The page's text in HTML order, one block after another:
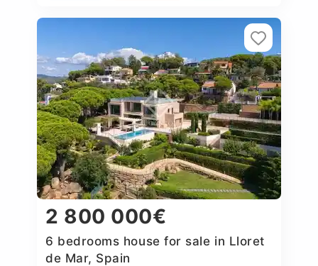
2 800 000€
6 bedrooms house for sale in Lloret
de Mar, Spain